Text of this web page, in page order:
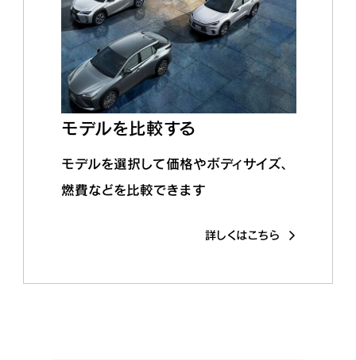
モデルを比較する
モデルを選択して価格やボディサイズ、
燃費などを比較できます
詳しくはこちら